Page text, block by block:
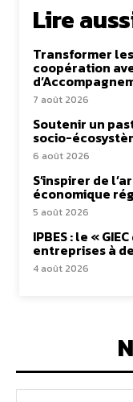
Lire
Transformer
coopération
7 août 2026
Soutenir un
socio-
6 août 2026
S’inspirer de
économique
5 août 2026
IPBES : le «
entreprises à
4 août 2026